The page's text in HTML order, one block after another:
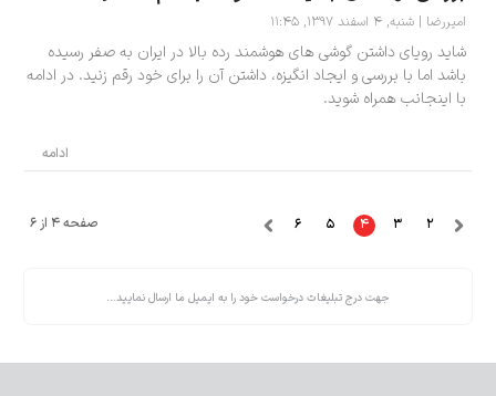
امیررضا | شنبه, ۴ اسفند ۱۳۹۷, ۱۱:۴۵
شاید رویای داشتن گوشی های هوشمند رده بالا در ایران به صفر رسیده
باشد اما با بررسی و ایجاد انگیزه، داشتن آن را برای خود رقم زنید. در ادامه
با اینجانب همراه شوید.
ادامه
۲ ۳ ۴ ۵ ۶ صفحه ۴ از ۶
جهت درج تبلیغات درخواست خود را به ایمیل ما ارسال نمایید...